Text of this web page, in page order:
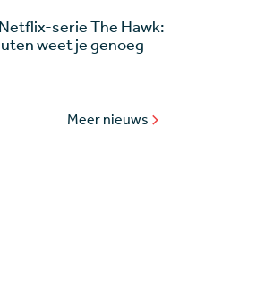
serie The Hawk:
weet je genoeg
Meer nieuws